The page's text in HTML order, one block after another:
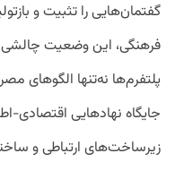
گفتمان‌هایی را تثبیت و
فرهنگی، این وضعیت
پلتفرم‌ها نه‌تنها الگوهای
جایگاه نهادهایی اقتصادی-
زیرساخت‌های ارتباطی و